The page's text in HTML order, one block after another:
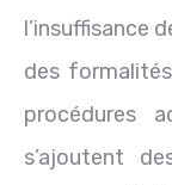
l’insuffisance
des
procédures
s’ajoutent